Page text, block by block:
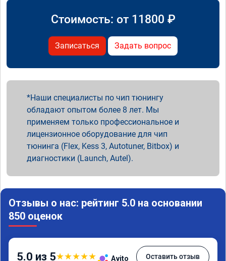
Стоимость: от 11800 ₽
Записаться Задать вопрос
Наши специалисты по чип тюнингу
обладают опытом более 8 лет. Мы
применяем только профессиональное и
лицензионное оборудование для чип
тюнинга (Flex, Kess 3, Autotuner, Bitbox) и
диагностики (Launch, Autel).
Отзывы о нас: рейтинг 5.0 на основании
850 оценок
5.0 из 5★★★★★ Avito Оставить отзыв